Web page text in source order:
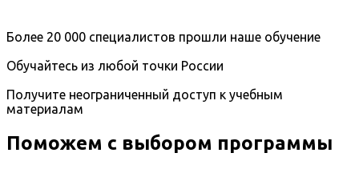
Более 20 000 специалистов прошли наше обучение
Обучайтесь из любой точки России
Получите неограниченный доступ к учебным
материалам
Поможем с выбором программы